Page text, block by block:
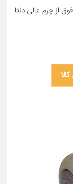
از چرم عالی دلتا